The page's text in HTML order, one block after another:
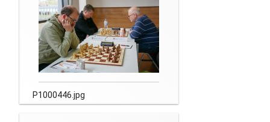
P1000446.jpg